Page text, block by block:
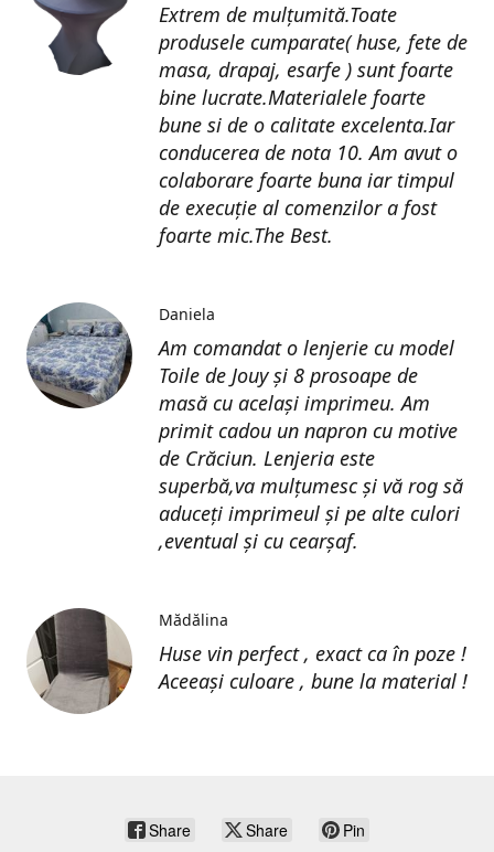
Extrem de mulțumită.Toate
produsele cumparate( huse, fete de
masa, drapaj, esarfe ) sunt foarte
bine lucrate.Materialele foarte
bune si de o calitate excelenta.Iar
conducerea de nota 10. Am avut o
colaborare foarte buna iar timpul
de execuție al comenzilor a fost
foarte mic.The Best.
Am comandat o lenjerie cu model
Toile de Jouy și 8 prosoape de
masă cu același imprimeu. Am
primit cadou un napron cu motive
de Crăciun. Lenjeria este
superbă,va mulțumesc și vă rog să
aduceți imprimeul și pe alte culori
,eventual și cu cearșaf.
Daniela
Huse vin perfect , exact ca în poze !
Aceeași culoare , bune la material !
Mădălina
Share Share Pin